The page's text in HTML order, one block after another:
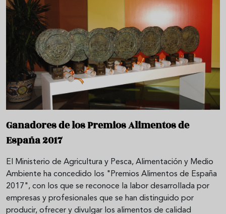
Ganadores de los Premios Alimentos de
España 2017
El Ministerio de Agricultura y Pesca, Alimentación y Medio
Ambiente ha concedido los "Premios Alimentos de España
2017", con los que se reconoce la labor desarrollada por
empresas y profesionales que se han distinguido por
producir, ofrecer y divulgar los alimentos de calidad